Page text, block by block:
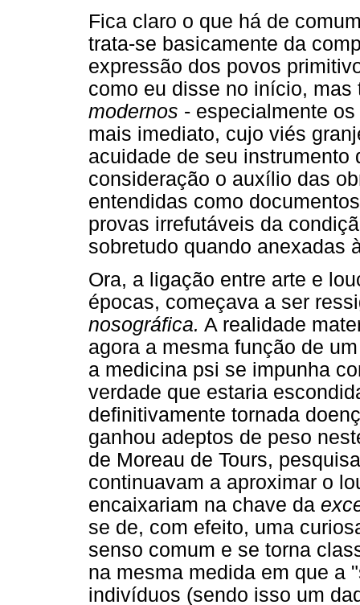
Fica claro o que há de
trata-se basicamente da
expressão dos povos
como eu disse no início,
modernos - especialmente
mais imediato, cujo viés
acuidade de seu
consideração o auxílio das
entendidas como
provas irrefutáveis da
sobretudo quando anexadas
Ora, a ligação entre arte e
épocas, começava a ser
nosográfica. A realidade
agora a mesma função de
a medicina psi se impunha
verdade que estaria
definitivamente tornada
ganhou adeptos de peso
de Moreau de Tours,
continuavam a aproximar o
encaixariam na chave da
se de, com efeito, uma
senso comum e se torna
na mesma medida em que a
indivíduos (sendo isso um